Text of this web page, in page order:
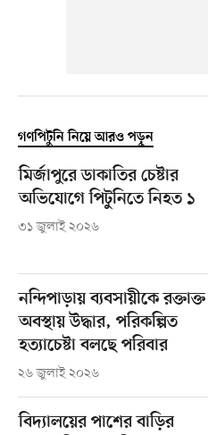
গণপিটুনি নিয়ে আরও পড়ুন
মির্জাপুরে ডাকাতির চেষ্টার
অভিযোগে পিটুনিতে নিহত ১
৩১ জুলাই ২০২৬
নন্দিপাড়ায় ব্যবসায়ীকে রক্তাক্ত
অবস্থায় উদ্ধার, পরিকল্পিত
হত্যাচেষ্টা বলছে পরিবার
২৬ জুলাই ২০২৬
বিদ্যালয়ের পাশের বাড়ির